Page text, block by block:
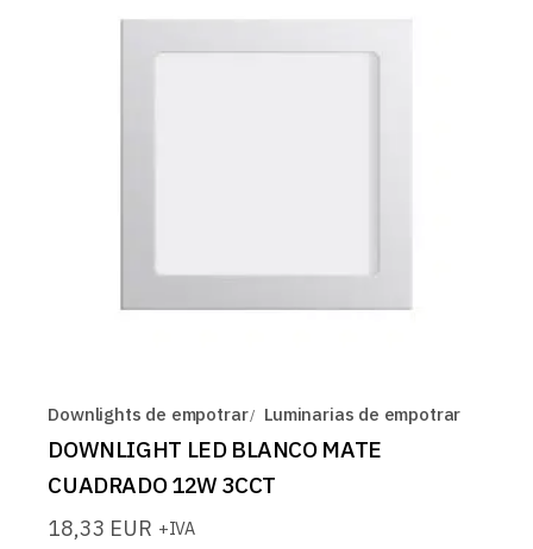
Downlights de empotrar Luminarias de empotrar
DOWNLIGHT LED BLANCO MATE
CUADRADO 12W 3CCT
18,33 EUR +IVA